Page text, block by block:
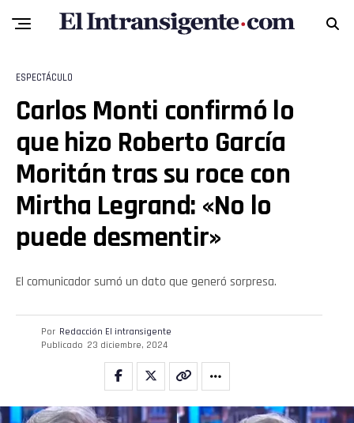
ESPECTÁCULO
Carlos Monti confirmó lo
que hizo Roberto García
Moritán tras su roce con
Mirtha Legrand: «No lo
puede desmentir»
El comunicador sumó un dato que generó sorpresa.
Por Redacción El intransigente
Publicado 23 diciembre, 2024